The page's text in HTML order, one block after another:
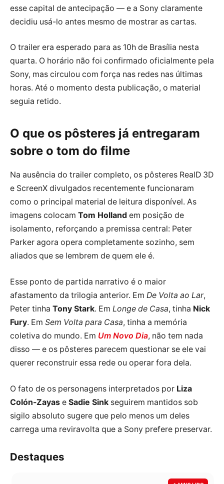
esse capital de antecipação — e a Sony claramente
decidiu usá-lo antes mesmo de mostrar as cartas.
O trailer era esperado para as 10h de Brasília nesta
quarta. O horário não foi confirmado oficialmente pela
Sony, mas circulou com força nas redes nas últimas
horas. Até o momento desta publicação, o material
seguia retido.
O que os pôsteres já entregaram
sobre o tom do filme
Na ausência do trailer completo, os pôsteres RealD 3D
e ScreenX divulgados recentemente funcionaram
como o principal material de leitura disponível. As
imagens colocam Tom Holland em posição de
isolamento, reforçando a premissa central: Peter
Parker agora opera completamente sozinho, sem
aliados que se lembrem de quem ele é.
Esse ponto de partida narrativo é o maior
afastamento da trilogia anterior. Em De Volta ao Lar,
Peter tinha Tony Stark. Em Longe de Casa, tinha Nick
Fury. Em Sem Volta para Casa, tinha a memória
coletiva do mundo. Em Um Novo Dia, não tem nada
disso — e os pôsteres parecem questionar se ele vai
querer reconstruir essa rede ou operar fora dela.
O fato de os personagens interpretados por Liza
Colón-Zayas e Sadie Sink seguirem mantidos sob
sigilo absoluto sugere que pelo menos um deles
carrega uma reviravolta que a Sony prefere preservar.
Destaques